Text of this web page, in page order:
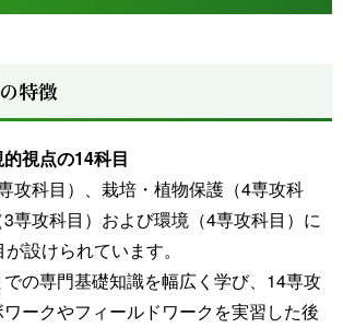
特徴
視点の14科目
攻科目）、栽培・植物保護（4専攻科
専攻科目）および環境（4専攻科目）に
設けられています。
の専門基礎知識を幅広く学び、14専攻
ークやフィールドワークを実習した後